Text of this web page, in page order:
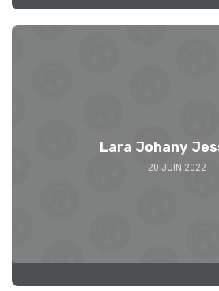
Lara Johany
20 JUIN 2022